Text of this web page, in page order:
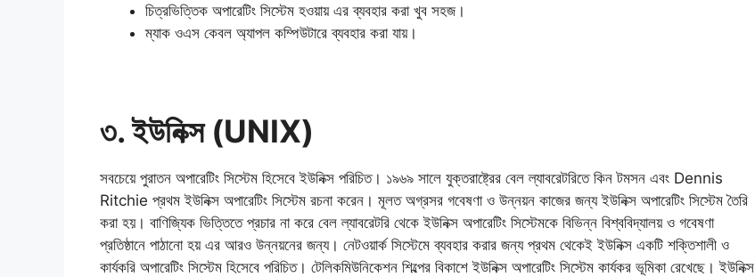
চিত্রভিত্তিক অপারেটিং সিস্টেম হওয়ায় এর ব্যবহার করা খুব সহজ।
ম্যাক ওএস কেবল অ্যাপল কম্পিউটারে ব্যবহার করা যায়।
৩. ইউনিক্স (UNIX)
সবচেয়ে পুরাতন অপারেটিং সিস্টেম হিসেবে ইউনিক্স পরিচিত। ১৯৬৯ সালে যুক্তরাষ্ট্রের বেল ল্যাবরেটরিতে কিন টমসন এবং Dennis
Ritchie প্রথম ইউনিক্স অপারেটিং সিস্টেম রচনা করেন। মূলত অগ্রসর গবেষণা ও উন্নয়ন কাজের জন্য ইউনিক্স অপারেটিং সিস্টেম তৈরি
করা হয়। বাণিজ্যিক ভিত্তিতে প্রচার না করে বেল ল্যাবরেটরি থেকে ইউনিক্স অপারেটিং সিস্টেমকে বিভিন্ন বিশ্ববিদ্যালয় ও গবেষণা
প্রতিষ্ঠানে পাঠানো হয় এর আরও উন্নয়নের জন্য। নেটওয়ার্ক সিস্টেমে ব্যবহার করার জন্য প্রথম থেকেই ইউনিক্স একটি শক্তিশালী ও
কার্যকরি অপারেটিং সিস্টেম হিসেবে পরিচিত। টেলিকমিউনিকেশন শিল্পের বিকাশে ইউনিক্স অপারেটিং সিস্টেম কার্যকর ভূমিকা রেখেছে। ইউনিক্স